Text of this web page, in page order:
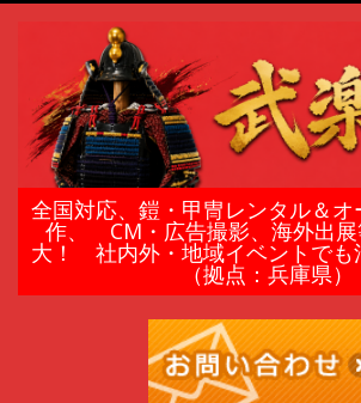
鎧
甲
全国対応、鎧・甲冑レンタル＆
作、 CM・広告撮影、海外出展
大！ 社内外・地域イベントでも
（拠点：兵庫県）